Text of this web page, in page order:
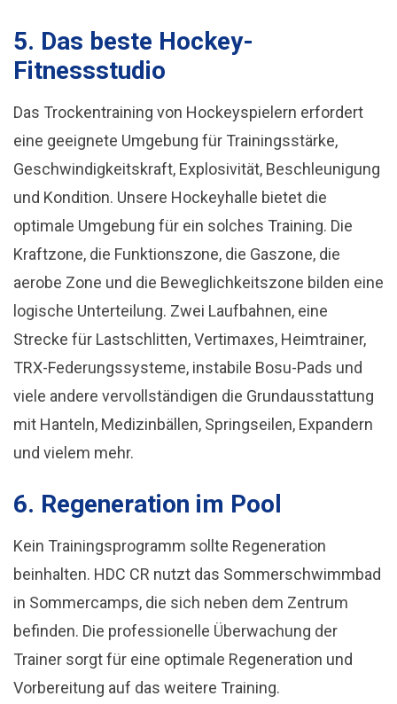
5. Das beste Hockey-
Fitnessstudio
Das Trockentraining von Hockeyspielern erfordert
eine geeignete Umgebung für Trainingsstärke,
Geschwindigkeitskraft, Explosivität, Beschleunigung
und Kondition. Unsere Hockeyhalle bietet die
optimale Umgebung für ein solches Training. Die
Kraftzone, die Funktionszone, die Gaszone, die
aerobe Zone und die Beweglichkeitszone bilden eine
logische Unterteilung. Zwei Laufbahnen, eine
Strecke für Lastschlitten, Vertimaxes, Heimtrainer,
TRX-Federungssysteme, instabile Bosu-Pads und
viele andere vervollständigen die Grundausstattung
mit Hanteln, Medizinbällen, Springseilen, Expandern
und vielem mehr.
6. Regeneration im Pool
Kein Trainingsprogramm sollte Regeneration
beinhalten. HDC CR nutzt das Sommerschwimmbad
in Sommercamps, die sich neben dem Zentrum
befinden. Die professionelle Überwachung der
Trainer sorgt für eine optimale Regeneration und
Vorbereitung auf das weitere Training.